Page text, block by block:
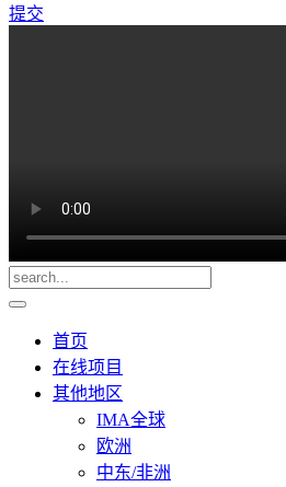
提交
首页
在线项目
其他地区
IMA全球
欧洲
中东/非洲